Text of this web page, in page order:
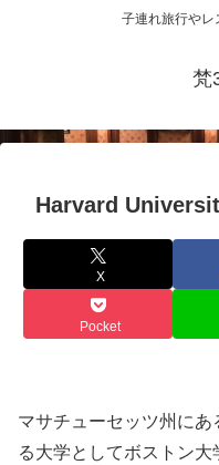
子連れ旅行やレ
梵
Harvard
X
Pocket
マサチューセッツ州に
る大学としてボストン